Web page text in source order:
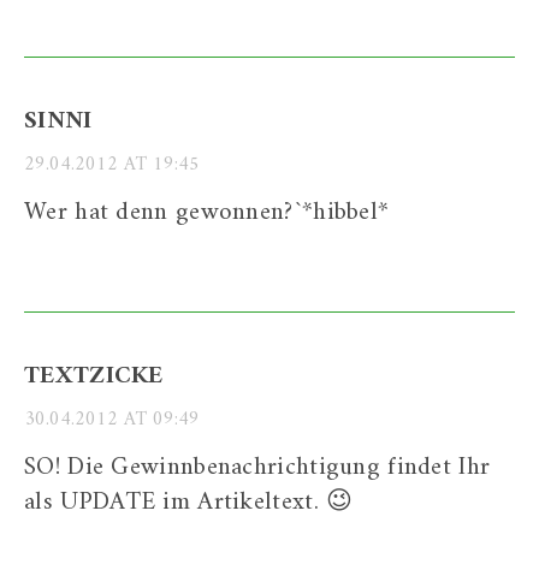
SINNI
29.04.2012 AT 19:45
Wer hat denn gewonnen?`*hibbel*
TEXTZICKE
30.04.2012 AT 09:49
SO! Die Gewinnbenachrichtigung findet Ihr
als UPDATE im Artikeltext. 😉